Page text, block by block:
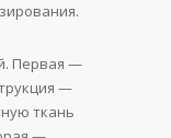
Первая —
—
ткань